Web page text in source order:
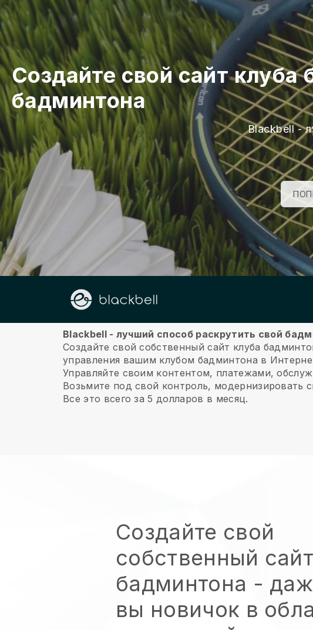
Создайте свой сайт клуба
бадминтона
Blackbell -
О нас
Blackbell - лучший способ раскрутить свой
Создайте свой собственный сайт клуба
управления вашим клубом бадминтона в
Управляйте своим контентом, платежами,
Возьмите под свой контроль, модернизировать
Все это всего за 5 долларов в месяц.
Создайте свой
собственный
бадминтона -
вы новичок в